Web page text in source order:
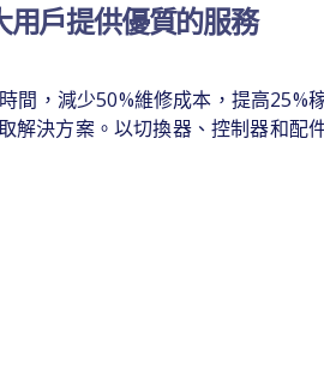
戶提供優質的服務
間，減少50%維修成本，提高
決方案。以切換器、控制器和配